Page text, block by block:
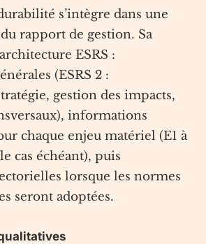
s’intègre dans une
rapport de gestion. Sa
ESRS :
(ESRS 2 :
gestion des impacts,
informations
chaque enjeu matériel (E1 à
cas échéant), puis
lorsque les normes
seront adoptées.